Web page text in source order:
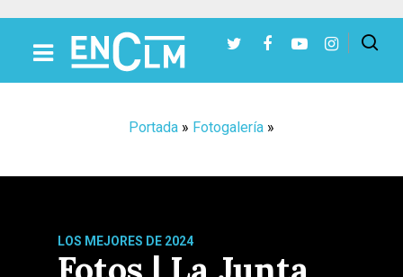
Portada » Fotogalería »
LOS MEJORES DE 2024